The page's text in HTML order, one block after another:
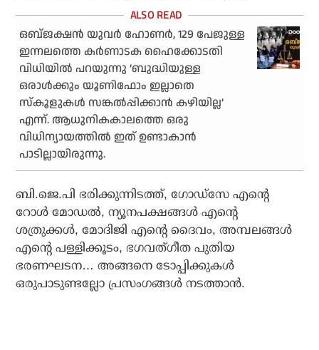
ഒബ്ജക്ഷന്‍ യുവര്‍ ഹോണര്‍, 129 പേജുള്ള
ഇന്നലത്തെ കര്‍ണാടക ഹൈക്കോടതി
വിധിയില്‍ പറയുന്നു ‘ബുദ്ധിയുള്ള
ഒരാള്‍ക്കും യൂണിഫോം ഇല്ലാതെ
സ്‌കൂളുകള്‍ സങ്കല്‍പ്പിക്കാന്‍ കഴിയില്ല’
എന്ന്. ആധുനികകാലത്തെ ഒരു
വിധിന്യായത്തില്‍ ഇത് ഉണ്ടാകാന്‍
പാടില്ലായിരുന്നു.
ബി.ജെ.പി ഭരിക്കുന്നിടത്ത്, ഗോഡ്‌സേ എന്റെ
റോള്‍ മോഡല്‍, ന്യൂനപക്ഷങ്ങള്‍ എന്റെ
ശത്രുക്കള്‍, മോദിജി എന്റെ ദൈവം, അമ്പലങ്ങള്‍
എന്റെ പള്ളിക്കൂടം, ഭഗവത്ഗീത പുതിയ
ഭരണഘടന… അങ്ങനെ ടോപ്പിക്കുകള്‍
ഒരുപാടുണ്ടല്ലോ പ്രസംഗങ്ങള്‍ നടത്താന്‍.